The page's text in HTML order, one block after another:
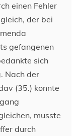
einen Fehler
der bei
gefangenen
sich
Nach der
(35.) konnte
musste
durch